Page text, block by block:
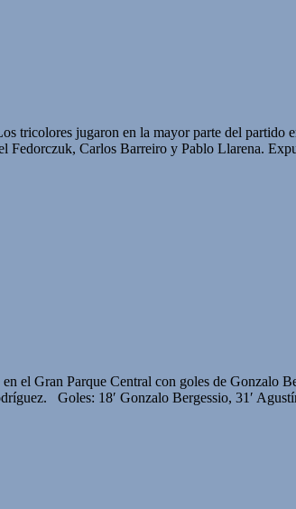
tricolores jugaron en la mayor parte del partido
Carlos Barreiro y Pablo Llarena.
el Gran Parque Central con goles de
Goles: 18′ Gonzalo Bergessio, 31′